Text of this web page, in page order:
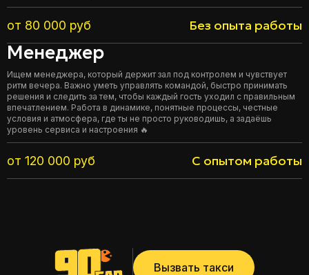
от 80 000 руб Без опыта работы
Менеджер
Ищем менеджера, который держит зал под контролем и чувствует
ритм вечера. Важно уметь управлять командой, быстро принимать
решения и следить за тем, чтобы каждый гость уходил с правильным
впечатлением. Работа в динамике, понятные процессы, честные
условия и атмосфера, где ты не просто руководишь, а задаёшь
уровень сервиса и настроения 🔥
от 120 000 руб С опытом работы
Вызвать такси